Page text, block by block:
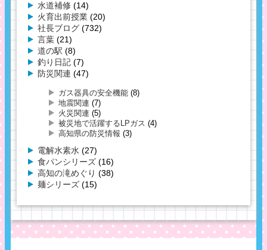
水道補修 (14)
火育出前授業 (20)
社長ブログ (732)
言葉 (21)
道の駅 (8)
釣り日記 (7)
防災関連 (47)
ガス器具の安全機能 (8)
地震関連 (7)
火災関連 (5)
被災地で活躍するLPガス (4)
高知県の防災情報 (3)
電解水素水 (27)
食パンシリーズ (16)
高知の滝めぐり (38)
麺シリーズ (15)